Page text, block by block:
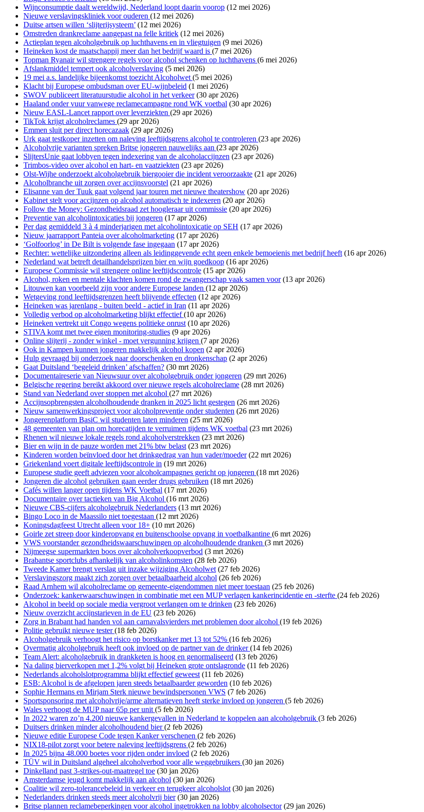
Wijnconsumptie daalt wereldwijd, Nederland loopt daarin voorop (12 mei 2026)
Nieuwe verslavingskliniek voor ouderen (12 mei 2026)
Duitse artsen willen ‘slijterijsysteem’ (12 mei 2026)
Omstreden drankreclame aangepast na felle kritiek (12 mei 2026)
Actieplan tegen alcoholgebruik op luchthavens en in vliegtuigen (9 mei 2026)
Heineken kost de maatschappij meer dan het bedrijf waard is (7 mei 2026)
Topman Ryanair wil strengere regels voor alcohol schenken op luchthavens (6 mei 2026)
Afslankmiddel tempert ook alcoholverslaving (5 mei 2026)
19 mei a.s. landelijke bijeenkomst toezicht Alcoholwet (5 mei 2026)
Klacht bij Europese ombudsman over EU-wijnbeleid (1 mei 2026)
SWOV publiceert literatuurstudie alcohol in het verkeer(30 apr 2026)
Haaland onder vuur vanwege reclamecampagne rond WK voetbal (30 apr 2026)
Nieuw EASL-Lancet rapport over leverziekten (29 apr 2026)
TikTok krijgt alcoholreclames (29 apr 2026)
Emmen sluit per direct horecazaak (29 apr 2026)
Urk gaat testkoper inzetten om naleving leeftijdsgrens alcohol te controleren (23 apr 2026)
Alcoholvrije varianten spreken Britse jongeren nauwelijks aan (23 apr 2026)
SlijtersUnie gaat lobbyen tegen indexering van de alcoholaccijnzen (23 apr 2026)
Trimbos-video over alcohol en hart- en vaatziekten (23 apr 2026)
Olst-Wijhe onderzoekt alcoholgebruik biergooier die incident veroorzaakte (21 apr 2026)
Alcoholbranche uit zorgen over accijnsvoorstel (21 apr 2026)
Elisanne van der Tuuk gaat volgend jaar touren met nieuwe theatershow (20 apr 2026)
Kabinet stelt voor accijnzen op alcohol automatisch te indexeren (20 apr 2026)
Follow the Money: Gezondheidsraad zet hoogleraar uit commissie (20 apr 2026)
Preventie van alcoholintoxicaties bij jongeren (17 apr 2026)
Per dag gemiddeld 3 à 4 minderjarigen met alcoholintoxicatie op SEH (17 apr 2026)
Nieuw jaarrapport Panteia over alcoholmarketing (17 apr 2026)
‘Golfoorlog’ in De Bilt is volgende fase ingegaan (17 apr 2026)
Rechter: wettelijke uitzondering alleen als leidinggevende echt geen enkele bemoeienis met bedrijf heeft (16 apr 2026)
Nederland wat betreft detailhandelsprijzen bier en wijn goedkoop (16 apr 2026)
Europese Commissie wil strengere online leeftijdscontrole (15 apr 2026)
Alcohol, roken en mentale klachten komen rond de zwangerschap vaak samen voor(13 apr 2026)
Litouwen kan voorbeeld zijn voor andere Europese landen (12 apr 2026)
Wetgeving rond leeftijdsgrenzen heeft blijvende effecten (12 apr 2026)
Heineken was jarenlang - buiten beeld - actief in Iran (11 apr 2026)
Volledig verbod op alcoholmarketing blijkt effectief(10 apr 2026)
Heineken vertrekt uit Congo wegens politieke onrust (10 apr 2026)
STIVA komt met twee eigen monitoring-studies (9 apr 2026)
Online slijterij - zonder winkel - moet vergunning krijgen (7 apr 2026)
Ook in Kampen kunnen jongeren makkelijk alcohol kopen (2 apr 2026)
Hulp gevraagd bij onderzoek naar doorschenken en dronkenschap (2 apr 2026)
Gaat Duitsland ‘begeleid drinken’ afschaffen? (30 mrt 2026)
Documentaireserie van Nieuwsuur over alcoholgebruik onder jongeren (29 mrt 2026)
Belgische regering bereikt akkoord over nieuwe regels alcoholreclame (28 mrt 2026)
Stand van Nederland over stoppen met alcohol (27 mrt 2026)
Accijnsopbrengsten alcoholhoudende dranken in 2025 licht gestegen (26 mrt 2026)
Nieuw samenwerkingsproject voor alcoholpreventie onder studenten (26 mrt 2026)
Jongerenplatform BasiC wil studenten laten minderen (25 mrt 2026)
48 gemeenten van plan om horecatijden te verruimen tijdens WK voetbal (23 mrt 2026)
Rhenen wil nieuwe lokale regels rond alcoholverstrekken (23 mrt 2026)
Bier en wijn in de pauze worden met 21% btw belast (23 mrt 2026)
Kinderen worden beïnvloed door het drinkgedrag van hun vader/moeder(22 mrt 2026)
Griekenland voert digitale leeftijdscontrole in (19 mrt 2026)
Europese studie geeft adviezen voor alcoholcampagnes gericht op jongeren (18 mrt 2026)
Jongeren die alcohol gebruiken gaan eerder drugs gebruiken (18 mrt 2026)
Cafés willen langer open tijdens WK Voetbal (17 mrt 2026)
Documentaire over tactieken van Big Alcohol (16 mrt 2026)
Nieuwe CBS-cijfers alcoholgebruik Nederlanders (13 mrt 2026)
Bingo Loco in de Maassilo niet toegestaan (12 mrt 2026)
Koningsdagfeest Utrecht alleen voor 18+ (10 mrt 2026)
Goirle zet streep door kinderopvang en buitenschoolse opvang in voetbalkantine (6 mrt 2026)
VWS voorstander gezondheidswaarschuwingen op alcoholhoudende dranken (3 mrt 2026)
Nijmeegse supermarkten boos over alcoholverkoopverbod (3 mrt 2026)
Brabantse sportclubs afhankelijk van alcoholinkomsten (28 feb 2026)
Tweede Kamer brengt verslag uit inzake wijziging Alcoholwet (27 feb 2026)
Verslavingszorg maakt zich zorgen over betaalbaarheid alcohol (26 feb 2026)
Raad Arnhem wil alcoholreclame op gemeente-eigendommen niet meer toestaan (25 feb 2026)
Onderzoek: kankerwaarschuwingen in combinatie met een MUP verlagen kankerincidentie en -sterfte (24 feb 2026)
Alcohol in beeld op sociale media vergroot verlangen om te drinken (23 feb 2026)
Nieuw overzicht accijnstarieven in de EU (23 feb 2026)
Zorg in Brabant had handen vol aan carnavalsvierders met problemen door alcohol (19 feb 2026)
Politie gebruikt nieuwe tester(18 feb 2026)
Alcoholgebruik verhoogt het risico op borstkanker met 13 tot 52% (16 feb 2026)
Overmatig alcoholgebruik heeft ook invloed op de partner van de drinker(14 feb 2026)
Team Alert: alcoholgebruik in drankketen is hoog en genormaliseerd (13 feb 2026)
Na daling bierverkopen met 1,2% volgt bij Heineken grote ontslagronde (11 feb 2026)
Nederlands alcoholslotprogramma blijkt effectief geweest (11 feb 2026)
ESB: Alcohol is de afgelopen jaren steeds betaalbaarder geworden (10 feb 2026)
Sophie Hermans en Mirjam Sterk nieuwe bewindspersonen VWS (7 feb 2026)
Sportsponsoring met alcoholvrije/arme alternatieven heeft sterke invloed op jongeren (5 feb 2026)
Wales verhoogt de MUP naar 65p per unit (5 feb 2026)
In 2022 waren zo’n 4.200 nieuwe kankergevallen in Nederland te koppelen aan alcoholgebruik (3 feb 2026)
Duitsers drinken minder alcoholhoudend bier(2 feb 2026)
Nieuwe editie Europese Code tegen Kanker verschenen (2 feb 2026)
NIX18‑pilot zorgt voor betere naleving leeftijdsgrens (2 feb 2026)
In 2025 bijna 48.000 boetes voor rijden onder invloed (2 feb 2026)
TÜV wil in Duitsland algeheel alcoholverbod voor alle weggebruikers (30 jan 2026)
Dinkelland past 3-strikes-out-maatregel toe (30 jan 2026)
Amsterdamse jeugd komt makkelijk aan alcohol (30 jan 2026)
Coalitie wil zero-tolerancebeleid in verkeer en terugkeer alcoholslot (30 jan 2026)
Nederlanders drinken steeds meer alcoholvrij bier(30 jan 2026)
Britse plannen reclamebeperkingen voor alcohol ingetrokken na lobby alcoholsector(29 jan 2026)